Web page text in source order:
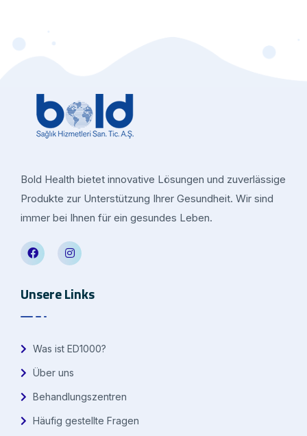
Bold Health bietet innovative Lösungen und zuverlässige
Produkte zur Unterstützung Ihrer Gesundheit. Wir sind
immer bei Ihnen für ein gesundes Leben.
Unsere Links
Was ist ED1000?
Über uns
Behandlungszentren
Häufig gestellte Fragen